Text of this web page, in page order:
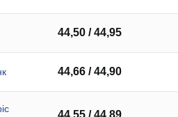
44,50 / 44,95
44,66 / 44,90
44,55 / 44,89